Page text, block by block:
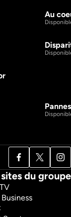
S7 E5
Au
S8 E5
S10 E5
sites du groupe